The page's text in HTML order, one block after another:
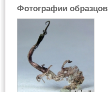
Фотографии образцов